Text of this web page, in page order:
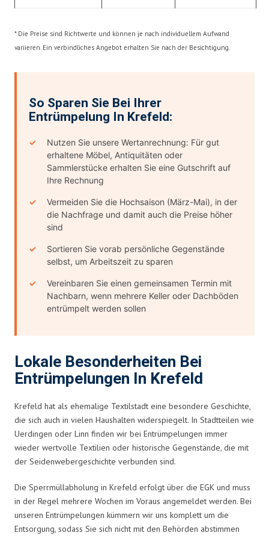
* Die Preise sind Richtwerte und können je nach individuellem Aufwand
variieren. Ein verbindliches Angebot erhalten Sie nach der Besichtigung.
So Sparen Sie Bei Ihrer
Entrümpelung In Krefeld:
Nutzen Sie unsere Wertanrechnung: Für gut
erhaltene Möbel, Antiquitäten oder
Sammlerstücke erhalten Sie eine Gutschrift auf
Ihre Rechnung
Vermeiden Sie die Hochsaison (März-Mai), in der
die Nachfrage und damit auch die Preise höher
sind
Sortieren Sie vorab persönliche Gegenstände
selbst, um Arbeitszeit zu sparen
Vereinbaren Sie einen gemeinsamen Termin mit
Nachbarn, wenn mehrere Keller oder Dachböden
entrümpelt werden sollen
Lokale Besonderheiten Bei
Entrümpelungen In Krefeld
Krefeld hat als ehemalige Textilstadt eine besondere Geschichte,
die sich auch in vielen Haushalten widerspiegelt. In Stadtteilen wie
Uerdingen oder Linn finden wir bei Entrümpelungen immer
wieder wertvolle Textilien oder historische Gegenstände, die mit
der Seidenwebergeschichte verbunden sind.
Die Sperrmüllabholung in Krefeld erfolgt über die EGK und muss
in der Regel mehrere Wochen im Voraus angemeldet werden. Bei
unseren Entrümpelungen kümmern wir uns komplett um die
Entsorgung, sodass Sie sich nicht mit den Behörden abstimmen